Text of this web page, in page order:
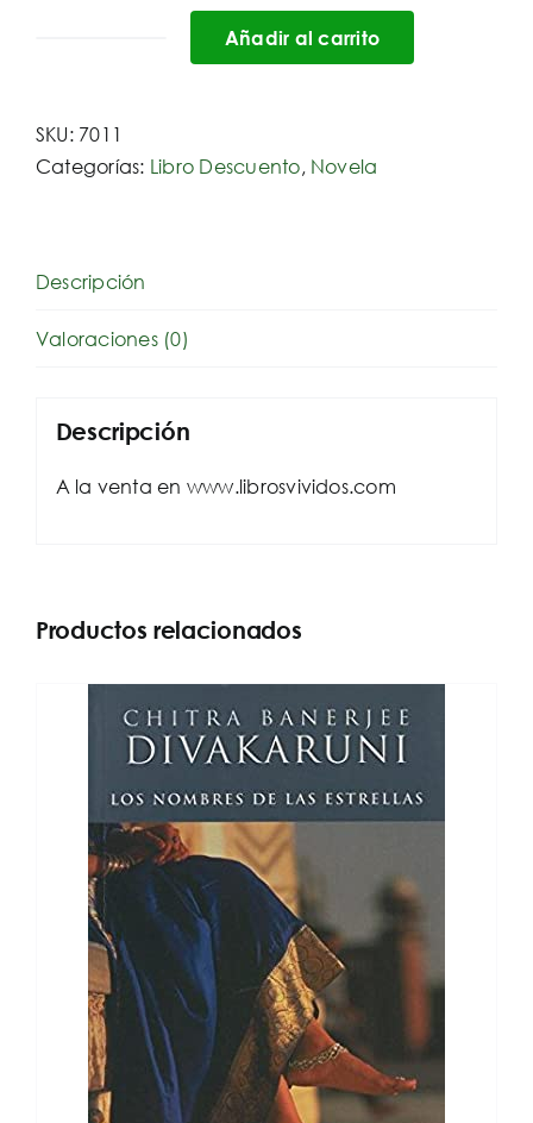
los
Inocentes
Añadir al carrito
SKU: 7011
Categorías: Libro Descuento, Novela
Descripción
Valoraciones (0)
Descripción
A la venta en www.librosvividos.com
Productos relacionados